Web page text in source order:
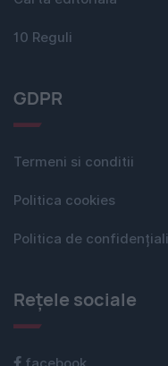
10 Reguli
GDPR
Termeni si conditii
Politica cookies
Politica de
Rețele sociale